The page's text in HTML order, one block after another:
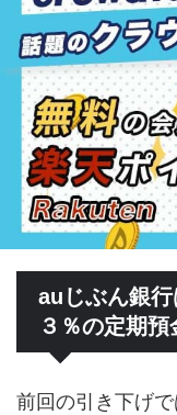
auじぶん銀
３％の定期
前回の引き下げ